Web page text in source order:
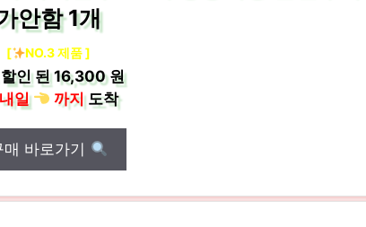
안함 1개
[ NO.3 제품 ]
인 된16,300 원
내일
까지도착
매 바로가기